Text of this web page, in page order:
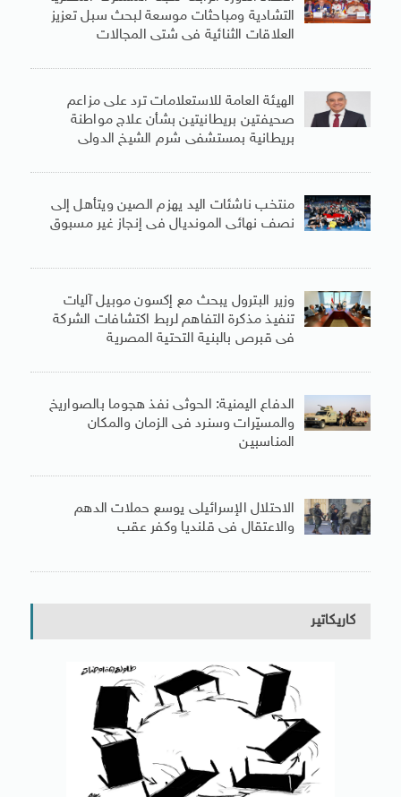
التشادية ومباحثات موسعة لبحث سبل تعزيز
العلاقات الثنائية فى شتى المجالات
الهيئة العامة للاستعلامات ترد على مزاعم
صحيفتين بريطانيتين بشأن علاج مواطنة
بريطانية بمستشفى شرم الشيخ الدولى
منتخب ناشئات اليد يهزم الصين ويتأهل إلى
نصف نهائى المونديال فى إنجاز غير مسبوق
وزير البترول يبحث مع إكسون موبيل آليات
تنفيذ مذكرة التفاهم لربط اكتشافات الشركة
فى قبرص بالبنية التحتية المصرية
الدفاع اليمنية: الحوثى نفذ هجوما بالصواريخ
والمسيّرات وسنرد فى الزمان والمكان
المناسبين
الاحتلال الإسرائيلى يوسع حملات الدهم
والاعتقال فى قلنديا وكفر عقب
كاريكاتير